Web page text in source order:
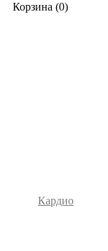
Корзина (0)
Кардио